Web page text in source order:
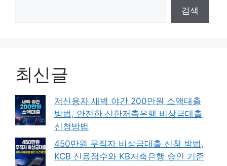
검색
최신글
저신용자 새벽 야간 200만원 소액대출
방법, 안전한 신한저축은행 비상금대출
신청방법
450만원 무직자 비상금대출 신청 방법,
KCB 신용점수와 KB저축은행 승인 기준